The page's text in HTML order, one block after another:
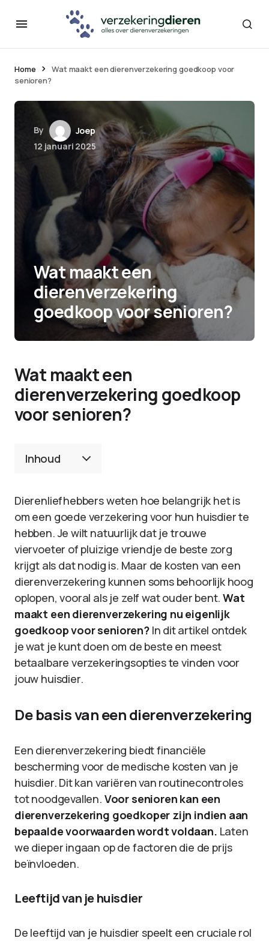
Home
Wat maakt een dierenverzekering goedkoop voor
senioren?
By
Joep
12 januari 2025
Wat maakt een
dierenverzekering
goedkoop voor senioren?
Wat maakt een
dierenverzekering goedkoop
voor senioren?
Inhoud
Dierenliefhebbers weten hoe belangrijk het is
om een goede verzekering voor hun huisdier te
hebben. Je wilt natuurlijk dat je trouwe
viervoeter of pluizige vriendje de beste zorg
krijgt als dat nodig is. Maar de kosten van een
dierenverzekering kunnen soms behoorlijk hoog
oplopen, vooral als je zelf wat ouder bent.Wat
maakt een dierenverzekering nu eigenlijk
goedkoop voor senioren?In dit artikel ontdek
je wat je kunt doen om de beste en meest
betaalbare verzekeringsopties te vinden voor
jouw huisdier.
De basis van een dierenverzekering
Een dierenverzekering biedt financiële
bescherming voor de medische kosten van je
huisdier. Dit kan variëren van routinecontroles
tot noodgevallen. Voor senioren kan een
dierenverzekering goedkoper zijn indien aan
bepaalde voorwaarden wordt voldaan. Laten
we dieper ingaan op de factoren die de prijs
beïnvloeden.
Leeftijd van je huisdier
De leeftijd van je huisdier speelt een cruciale rol